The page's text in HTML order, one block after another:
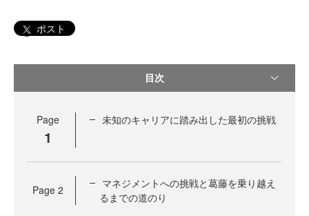
ポスト
目次
Page
1
未知のキャリアに踏み出した最初の挑戦
Page 2
マネジメントへの挑戦と葛藤を乗り越え
るまでの道のり